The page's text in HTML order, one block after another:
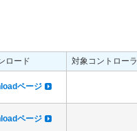
ロード 対象コントローラ
ページ
ページ